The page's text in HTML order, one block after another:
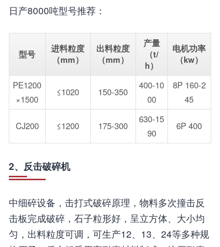
日产8000吨型号推荐：
型号
进料粒度
（mm）
出料粒度
（mm）
产量
（t/
h）
电机功率
（kw）
PE1200
×1500
≤1020 150-350
400-10
00
8P 160-2
45
CJ200 ≤1200 175-300
630-15
90
6P 400
2、反击破碎机
中细碎设备，击打式破碎原理，物料多次撞击反
击板完成破碎，石子粒形好，呈立方体、大小均
匀，出料粒度可调，可生产12、13、24等多种规